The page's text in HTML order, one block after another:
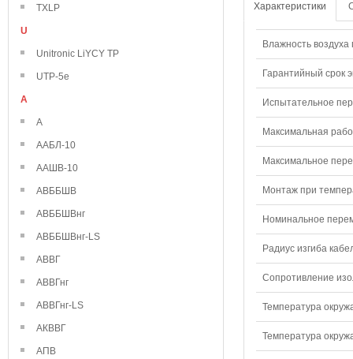
TXLP
U
Unitronic LiYCY TP
UTP-5e
А
А
ААБЛ-10
ААШВ-10
АВББШВ
АВББШВнг
АВББШВнг-LS
АВВГ
АВВГнг
АВВГнг-LS
АКВВГ
АПВ
Характеристики
Влажность воздуха
Гарантийный срок
Испытательное
Максимальная
Максимальное
Монтаж при
Номинальное
Радиус изгиба
Сопротивление
Температура
Температура